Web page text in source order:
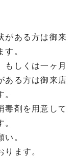
がある方は御来
。
もしくは一ヶ月
ある方は御来店
毒剤を用意して
。
ます。